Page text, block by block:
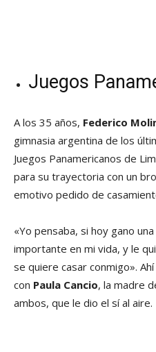
Juegos
A los 35 años, Federico
gimnasia argentina de los
Juegos Panamericanos de
para su trayectoria con un
emotivo pedido de
«Yo pensaba, si hoy gano
importante en mi vida, y le
se quiere casar conmigo».
con Paula Cancio, la madre
ambos, que le dio el sí al aire.